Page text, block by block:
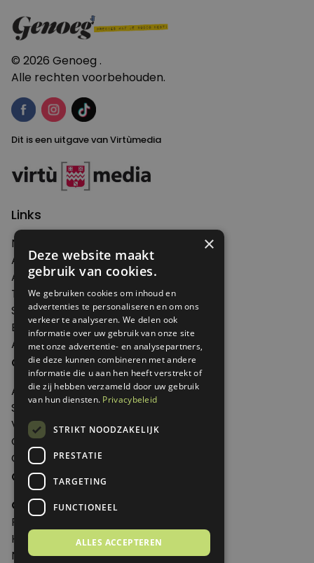
© 2026 Genoeg .
Alle rechten voorbehouden.
Dit is een uitgave van Virtùmedia
Links
Nieuws
Artikelen
Agenda
Thema's
Shop
Edities
Abonneren
Over Genoeg
Adverteren
Samenwerken
Verkooppunten
Over Genoeg
Contact
Contactgegevens
Genoeg
Postbus 595 - 3700 AN Zeist
Huis ter Heideweg 13 - 3705MA Zeist
Nederland
×
Deze website maakt
gebruik van cookies.
We gebruiken cookies om inhoud en
advertenties te personaliseren en om ons
verkeer te analyseren. We delen ook
informatie over uw gebruik van onze site
met onze advertentie- en analysepartners,
die deze kunnen combineren met andere
informatie die u aan hen heeft verstrekt of
die zij hebben verzameld door uw gebruik
van hun diensten. Privacybeleid
STRIKT NOODZAKELIJK
PRESTATIE
TARGETING
FUNCTIONEEL
ALLES ACCEPTEREN